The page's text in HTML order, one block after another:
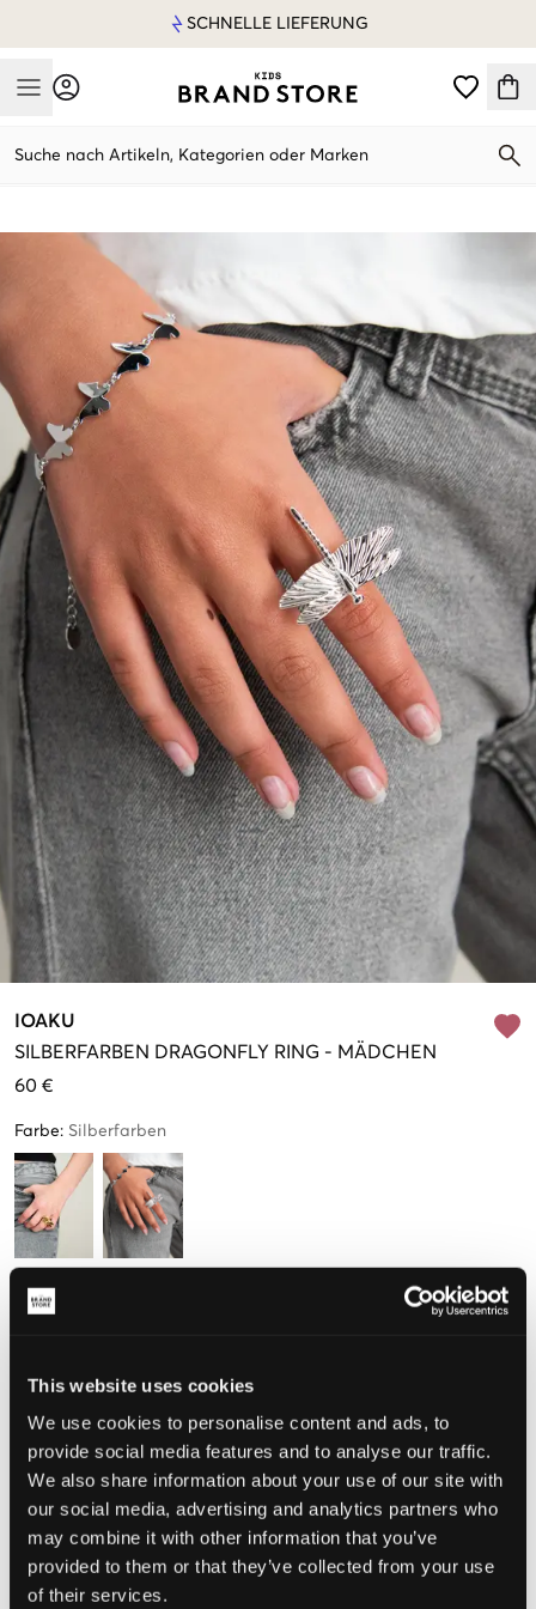
This website uses cookies
We use cookies to personalise content and ads, to
provide social media features and to analyse our traffic.
We also share information about your use of our site with
our social media, advertising and analytics partners who
may combine it with other information that you’ve
provided to them or that they’ve collected from your use
of their services.
SCHNELLE LIEFERUNG
Mobile Menu
Suche nach Artikeln, Kategorien oder Marken
IOAKU
SILBERFARBEN DRAGONFLY RING - MÄDCHEN
60 €
Farbe: Silberfarben
Größe
Nur 3
Wahrgenommene Größe
Klein Perfekt Groß